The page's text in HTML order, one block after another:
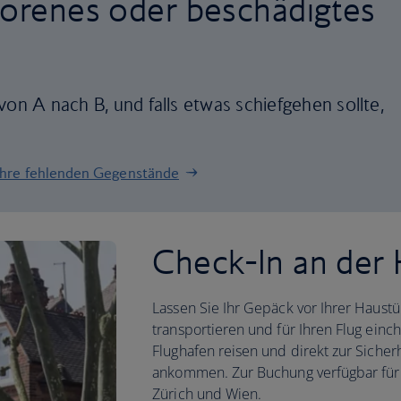
oder beschädigtes
A nach B, und falls etwas schiefgehen sollte,
fehlenden Gegenstände
Check-In an der
Lassen Sie Ihr Gepäck vor Ihrer
transportieren und für Ihren Flug
Flughafen reisen und direkt zur
ankommen. Zur Buchung verfügbar
Zürich und Wien.